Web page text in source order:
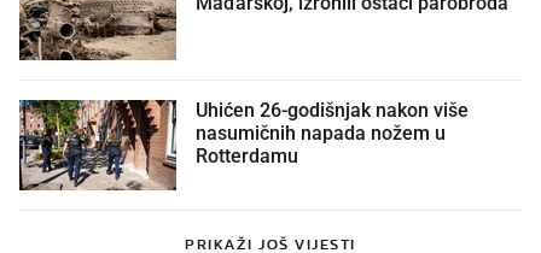
Uhićen 26-godišnjak nakon više
nasumičnih napada nožem u
Rotterdamu
PRIKAŽI JOŠ VIJESTI